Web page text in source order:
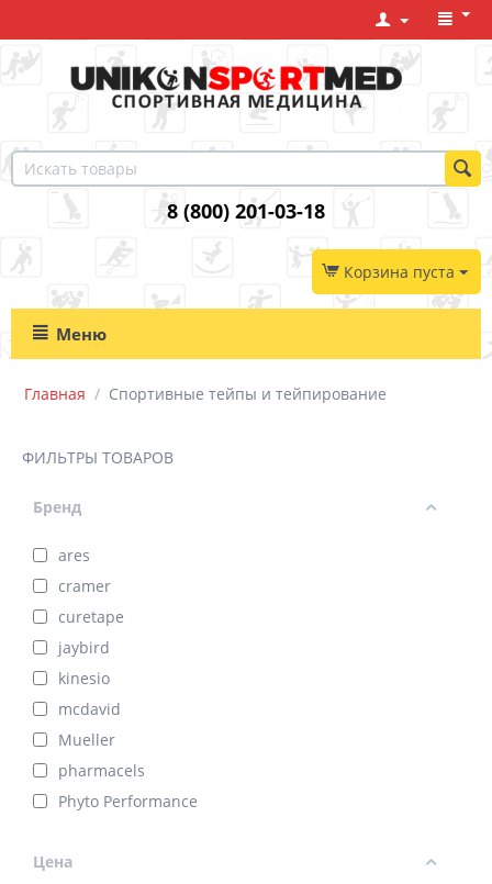
8 (800) 201-03-18
Корзина пуста
Меню
Главная / Спортивные тейпы и тейпирование
ФИЛЬТРЫ ТОВАРОВ
Бренд
ares
cramer
curetape
jaybird
kinesio
mcdavid
Mueller
pharmacels
Phyto Performance
Цена